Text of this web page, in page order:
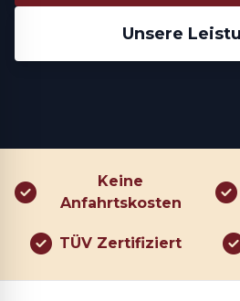
Unsere
Keine
Anfahrtskosten
TÜV Zertifiziert